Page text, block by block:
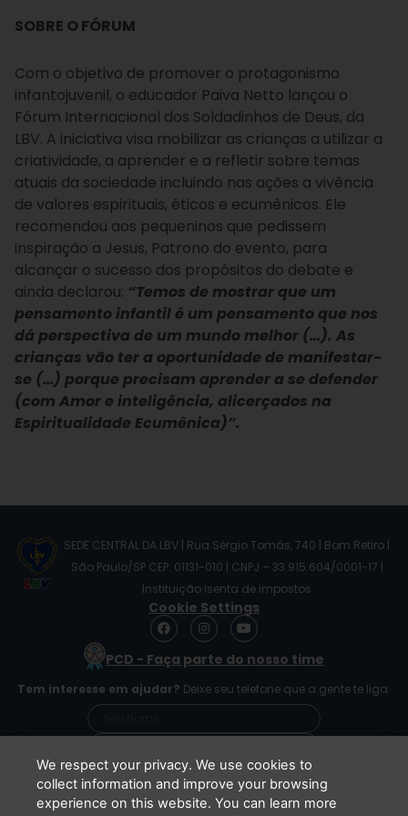
SOBRE O FÓRUM
Com o objetivo de promover o protagonismo
infantojuvenil, o educador Paiva Netto lançou o
Fórum Internacional dos Soldadinhos de Deus, da
LBV. A iniciativa visa mobilizar as crianças a utilizar a
criatividade, a aprender e a refletir sobre temas
atuais da sociedade incluindo nas ações a vivência
de valores espirituais, éticos e ecumênicos. Ele
recomendou aos pequeninos que pedissem
inspiração a Jesus, Patrono do evento, para
alcançar o sucesso dos propósitos do debate e
ainda declarou: “Temos de mostrar que um
pensamento infantil é um pensamento que nos
dá perspectiva de um mundo melhor (…). As
crianças vão ter a oportunidade de manifestar-
se (…) porque precisam aprender a se defender
(com Amor e inteligência, alicerçados na
Espiritualidade Ecumênica)”.
SEDE CENTRAL DA LBV | Rua Sérgio Tomás, 740 | Bom Retiro |
São Paulo/SP CEP: 01131-010 | CNPJ – 33.915.604/0001-17 |
Instituição isenta de impostos
Cookie Settings
F
a
e
o
o
I
n
s
t
g
r
m
Y
o
t
b
e
PCD - Faça parte do nosso time
Tem interesse em ajudar? Deixe seu telefone que a gente te liga.
Li e concordo que minhas informações serão
We respect your privacy. We use cookies to
collect information and improve your browsing
experience on this website. You can learn more